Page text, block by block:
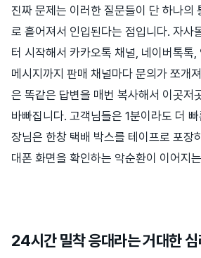
진짜 문제는 이러한 질문들이 단 하나의
로 흩어져서 인입된다는 점입니다. 자사
터 시작해서 카카오톡 채널, 네이버톡톡
메시지까지 판매 채널마다 문의가 쪼개
은 똑같은 답변을 매번 복사해서 이곳저
바빠집니다. 고객님들은 1분이라도 더
장님은 한창 택배 박스를 테이프로 포장
대폰 화면을 확인하는 악순환이 이어지
24시간 밀착 응대라는 거대한